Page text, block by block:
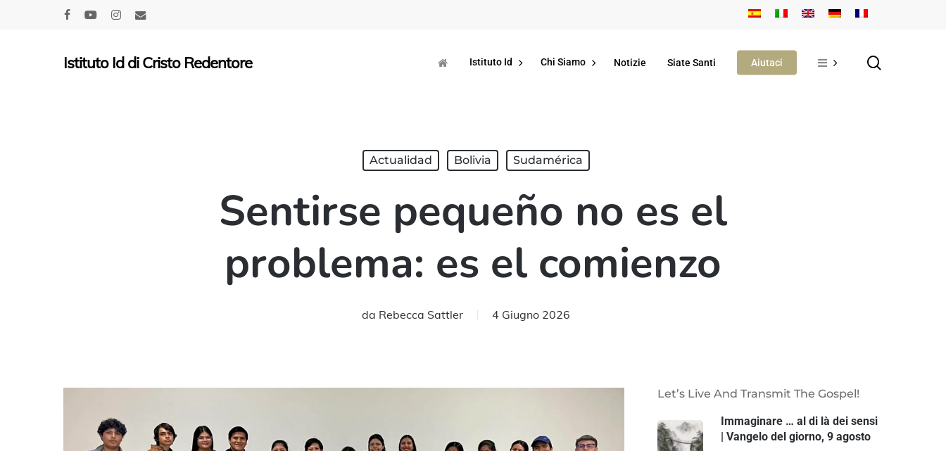
Istituto Id di Cristo Redentore Istituto Id Chi Siamo Notizie Siate Santi Aiutaci
Actualidad Bolivia Sudamérica
Sentirse pequeño no es el
problema: es el comienzo
da Rebecca Sattler 4 Giugno 2026
Let’s Live And Transmit The Gospel!
Immaginare … al di là dei sensi
| Vangelo del giorno, 9 agosto